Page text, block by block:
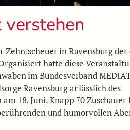
verstehen
Zehntscheuer in Ravensburg der
hatte diese
im Bundesverband
Ravensburg anlässlich des
18. Juni. Knapp 70 Zuschauer
und humorvollen